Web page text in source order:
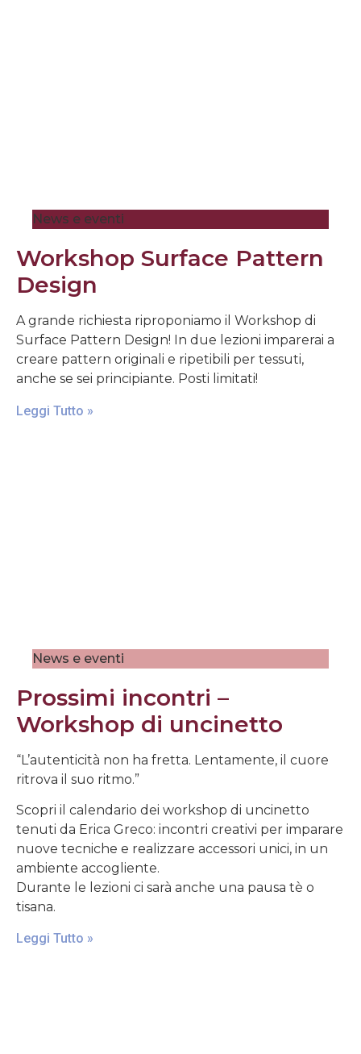
News e eventi
Workshop Surface Pattern
Design
A grande richiesta riproponiamo il Workshop di
Surface Pattern Design! In due lezioni imparerai a
creare pattern originali e ripetibili per tessuti,
anche se sei principiante. Posti limitati!
Leggi Tutto »
News e eventi
Prossimi incontri –
Workshop di uncinetto
“L’autenticità non ha fretta. Lentamente, il cuore
ritrova il suo ritmo.”
Scopri il calendario dei workshop di uncinetto
tenuti da Erica Greco: incontri creativi per imparare
nuove tecniche e realizzare accessori unici, in un
ambiente accogliente.
Durante le lezioni ci sarà anche una pausa tè o
tisana.
Leggi Tutto »